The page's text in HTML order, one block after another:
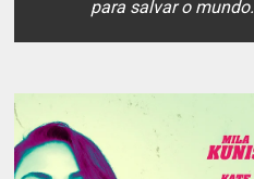
para salvar o mundo.